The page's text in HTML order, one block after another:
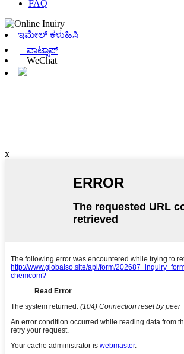
FAQ
ಇಮೇಲ್ ಕಳುಹಿಸಿ
ವಾಟ್ಸಾಪ್
WeChat
x